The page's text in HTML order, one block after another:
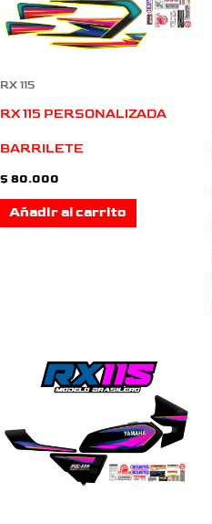
RX 115
RX 115 PERSONALIZADA
BARRILETE
$ 80.000
Añadir al carrito